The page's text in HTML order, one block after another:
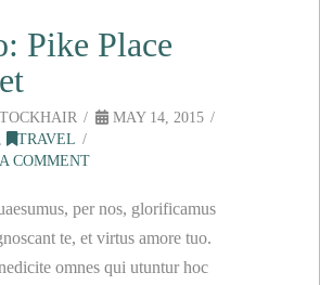
Pike Place
MAY 14, 2015
TRAVEL
COMMENT
per nos, glorificamus
te, et virtus amore tuo.
omnes qui utuntur hoc